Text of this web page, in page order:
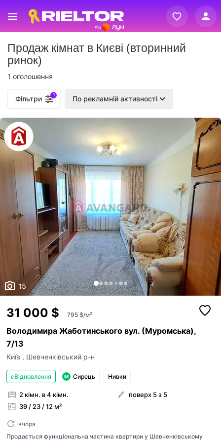
Реєстрація
Вхід
Продаж кімнат в Києві (вторинний
ринок)
1 оголошення
Фільтри 1 По рекламній активності
15
31 000 $ 795 $/м²
Володимира Жаботинського вул. (Муромська),
7/13
Київ , Шевченківський р-н
єВідновлення Сирець Нивки
2 кімн. в 4 кімн.
39 / 23 / 12 м²
поверх 5 з 5
вчора
Продається функціональна частина квартири у Шевченківському